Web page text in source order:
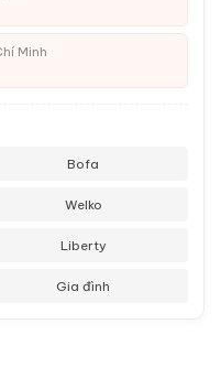
Minh
Bofa
Welko
Liberty
Gia đình